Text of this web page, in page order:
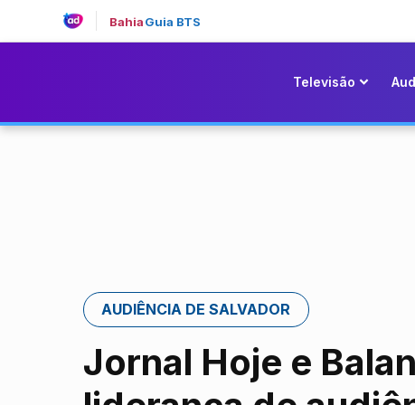
BahiaGuia BTS
Televisão
AUDIÊNCIA DE SALVADOR
Jornal Hoje e